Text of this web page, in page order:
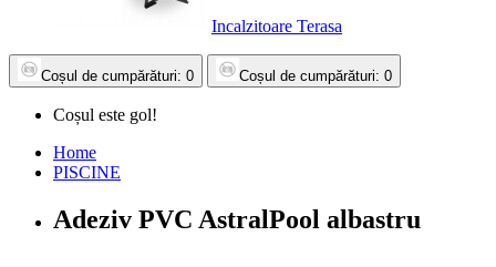
Incalzitoare Terasa
Coșul de cumpărături: 0 Coșul de cumpărături: 0
Coșul este gol!
Home
PISCINE
Adeziv PVC AstralPool albastru